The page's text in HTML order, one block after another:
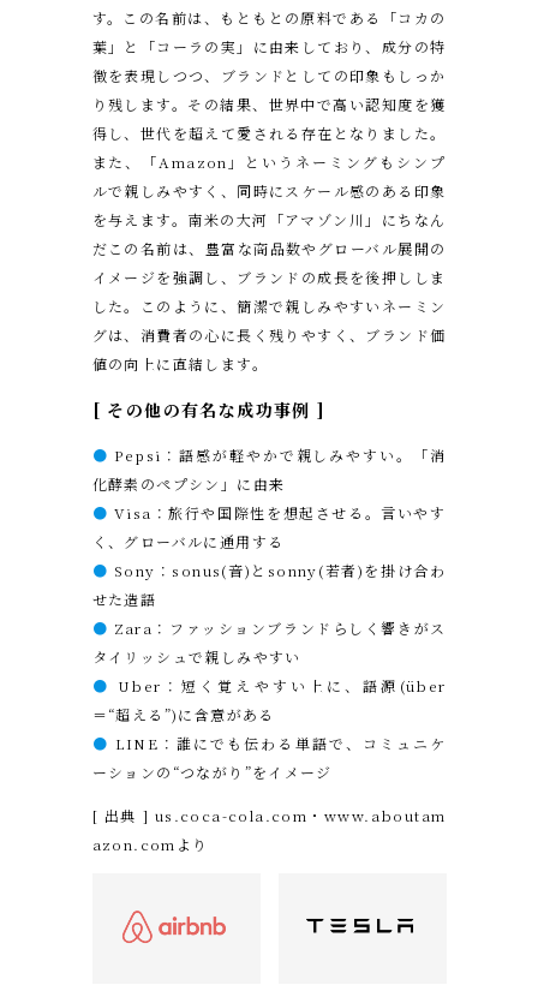
す。この名前は、もともとの原料である「コカの
葉」と「コーラの実」に由来しており、成分の特
徴を表現しつつ、ブランドとしての印象もしっか
り残します。その結果、世界中で高い認知度を獲
得し、世代を超えて愛される存在となりました。
また、「Amazon」というネーミングもシンプ
ルで親しみやすく、同時にスケール感のある印象
を与えます。南米の大河「アマゾン川」にちなん
だこの名前は、豊富な商品数やグローバル展開の
イメージを強調し、ブランドの成長を後押ししま
した。このように、簡潔で親しみやすいネーミン
グは、消費者の心に長く残りやすく、ブランド価
値の向上に直結します。
[ その他の有名な成功事例 ]
● Pepsi：語感が軽やかで親しみやすい。「消
化酵素のペプシン」に由来
● Visa：旅行や国際性を想起させる。言いやす
く、グローバルに通用する
● Sony：sonus(音)とsonny(若者)を掛け合わ
せた造語
● Zara：ファッションブランドらしく響きがス
タイリッシュで親しみやすい
● Uber：短く覚えやすい上に、語源(über
＝“超える”)に含意がある
● LINE：誰にでも伝わる単語で、コミュニケ
ーションの“つながり”をイメージ
[ 出典 ] us.coca-cola.com ・www.aboutam
azon.com より